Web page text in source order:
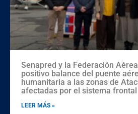
Senapred y la Federación
positivo balance del puente
humanitaria a las zonas de
afectadas por el sistema frontal
LEER MÁS »